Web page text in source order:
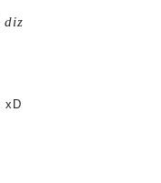
diz
xD